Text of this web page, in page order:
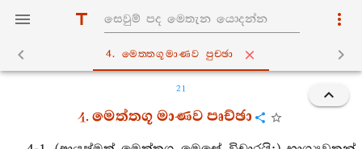
4. මෙත‍්තගූමාණව පුච‍්ඡා
21
4. මෙත්තගූ මාණව පෘච්ඡා